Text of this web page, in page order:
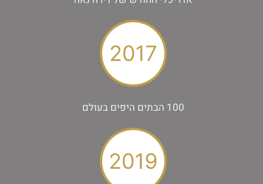
100 הבתים היפים בעולם